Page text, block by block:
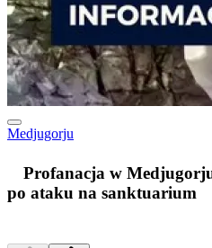
Medjugorju
Profanacja w
po ataku na sanktuarium